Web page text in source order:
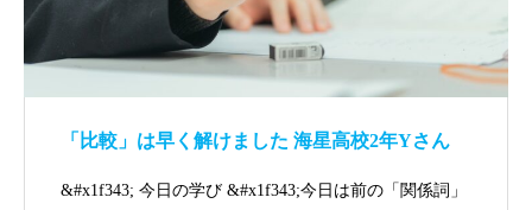
「比較」は早く解けました 海星高校2年Yさん
&#x1f343; 今日の学び &#x1f343;今日は前の「関係詞」